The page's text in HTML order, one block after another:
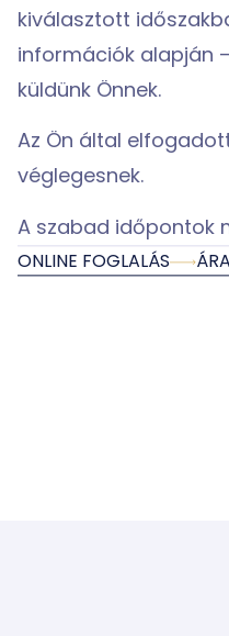
kiválasztott
információk alapján
küldünk Önnek.
Az Ön által
véglegesnek.
A szabad időpontok
ONLINE FOGLALÁS